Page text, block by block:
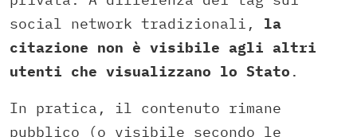
social network tradizionali, la
citazione non è visibile agli altri
utenti che visualizzano lo Stato .
In pratica, il contenuto rimane
pubblico (o visibile secondo le